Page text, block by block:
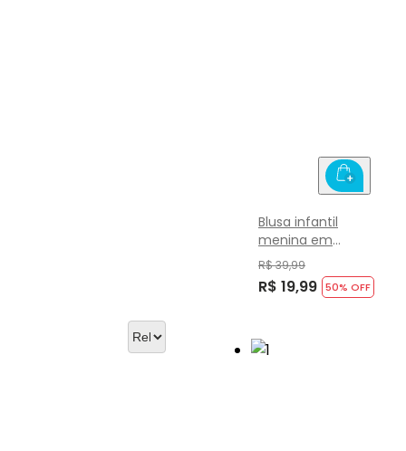
Blusa infantil
menina em
cotton Brandili
R$ 39,99
R$ 19,99 50% OFF